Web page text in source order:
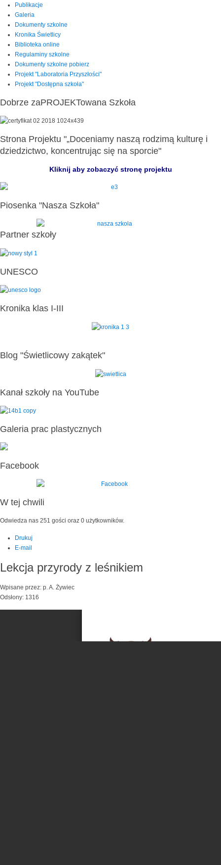
Publikacje
Galeria
Dokumenty szkolne
Kronika Świetlicy
Biblioteka online
Regulaminy szkolne
Dokumenty szkolne pobierz
Projekt "Laboratoria Przyszłości"
Projekt "Dostępna szkoła"
Dobrze zaPROJEKTowana Szkoła
Strona Projektu "„Doceniamy naszą rodzimą kulturę i
dziedzictwo, koncentrując się na sporcie"
Kliknij aby zobaczyć stronę projektu
Piosenka "Nasza Szkoła"
Partner szkoły
UNESCO
Kronika klas I-III
Blog "Świetlicowy zakątek"
Kanał szkoły na YouTube
Galeria prac plastycznych
Facebook
W tej chwili
Odwiedza nas 251 gości oraz 0 użytkowników.
Drukuj
E-mail
Lekcja przyrody z leśnikiem
Wpisane przez: p. A. Żywiec
Odsłony: 1316